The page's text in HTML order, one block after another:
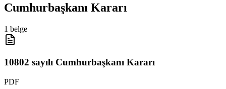
Cumhurbaşkanı Kararı
1 belge
10802 sayılı Cumhurbaşkanı Kararı
PDF